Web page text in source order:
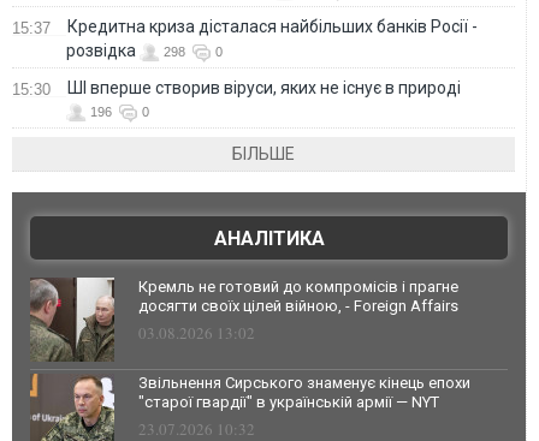
15:37
Кредитна криза дісталася найбільших банків Росії -
розвідка
298 0
15:30 ШІ вперше створив віруси, яких не існує в природі
196 0
БІЛЬШЕ
АНАЛІТИКА
Кремль не готовий до компромісів і прагне
досягти своїх цілей війною, - Foreign Affairs
03.08.2026 13:02
Звільнення Сирського знаменує кінець епохи
"старої гвардії" в українській армії — NYT
23.07.2026 10:32